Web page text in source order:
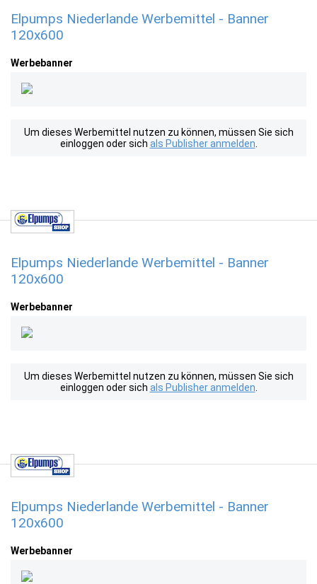
Elpumps Niederlande Werbemittel - Banner
120x600
Werbebanner
Um dieses Werbemittel nutzen zu können, müssen Sie sich
einloggen oder sich als Publisher anmelden
Elpumps Niederlande Werbemittel - Banner
120x600
Werbebanner
Um dieses Werbemittel nutzen zu können, müssen Sie sich
einloggen oder sich als Publisher anmelden
Elpumps Niederlande Werbemittel - Banner
120x600
Werbebanner